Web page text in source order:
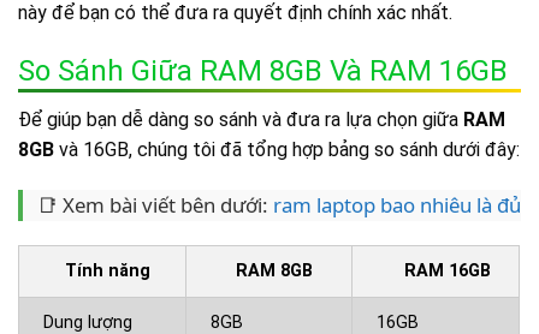
này để bạn có thể đưa ra quyết định chính xác nhất.
So Sánh Giữa RAM 8GB Và RAM 16GB
Để giúp bạn dễ dàng so sánh và đưa ra lựa chọn giữa RAM
8GB và 16GB, chúng tôi đã tổng hợp bảng so sánh dưới đây:
📑 Xem bài viết bên dưới: ram laptop bao nhiêu là đủ
Tính năng RAM 8GB RAM 16GB
Dung lượng 8GB 16GB